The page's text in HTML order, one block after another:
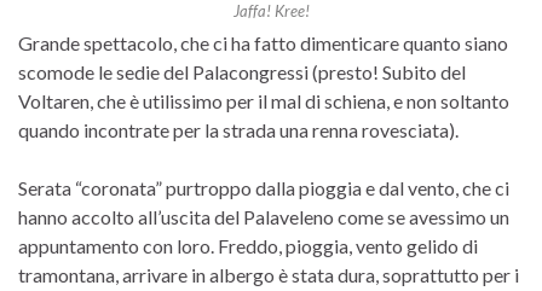
Jaffa! Kree!
Grande spettacolo, che ci ha fatto dimenticare quanto siano
scomode le sedie del Palacongressi (presto! Subito del
Voltaren, che è utilissimo per il mal di schiena, e non soltanto
quando incontrate per la strada una renna rovesciata).
Serata “coronata” purtroppo dalla pioggia e dal vento, che ci
hanno accolto all’uscita del Palaveleno come se avessimo un
appuntamento con loro. Freddo, pioggia, vento gelido di
tramontana, arrivare in albergo è stata dura, soprattutto per i